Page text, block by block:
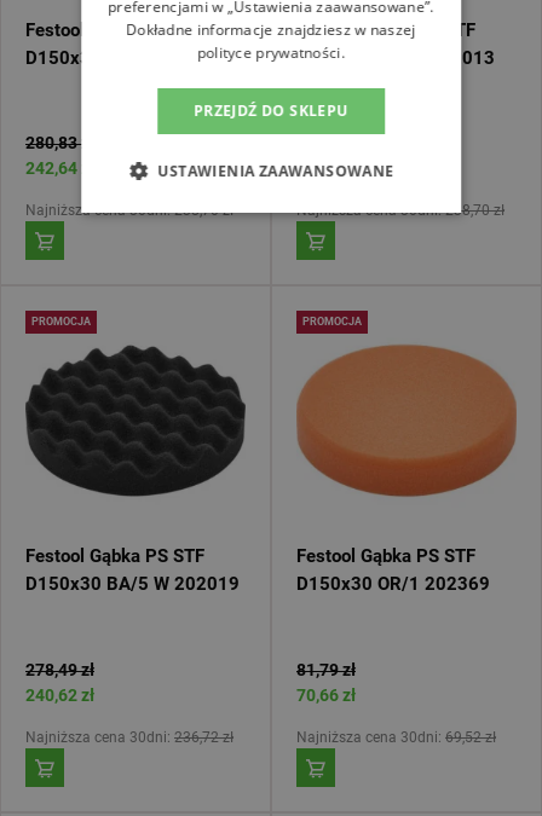
Festool Gąbka PS STF
D150x30 BL/5 202005
280,83 zł
242,64 zł
Najniższa cena 30dni:238,70 zł
Festool Gąbka PS STF
D150x30 WH/5 202013
242,64 zł
Najniższa cena 30dni:238,70 zł
PROMOCJA
Festool Gąbka PS STF
D150x30 BA/5 W 202019
278,49 zł
240,62 zł
Najniższa cena 30dni: 236,72 zł
PROMOCJA
Festool Gąbka PS STF
D150x30 OR/1 202369
81,79 zł
70,66 zł
Najniższa cena 30dni: 69,52 zł
preferencjami w „Ustawienia zaawansowane”.
Dokładne informacje znajdziesz w naszej
polityce prywatności.
PRZEJDŹ DO SKLEPU
USTAWIENIA ZAAWANSOWANE